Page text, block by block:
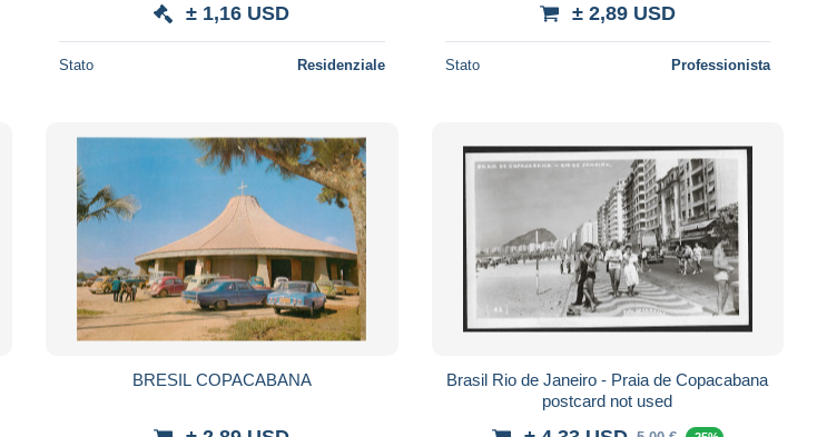
± 1,16 USD
Stato Residenziale
± 2,89 USD
Stato Professionista
BRESIL COPACABANA
Brasil Rio de Janeiro - Praia de Copacabana
postcard not used